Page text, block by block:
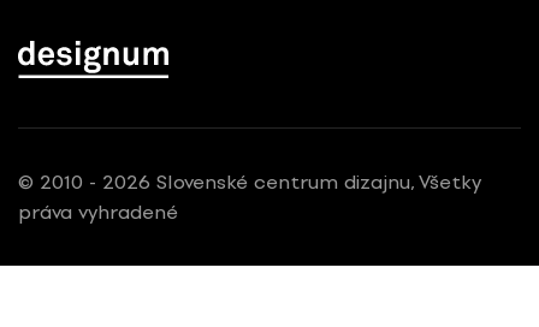
© 2010 - 2026 Slovenské centrum dizajnu, Všetky
práva vyhradené